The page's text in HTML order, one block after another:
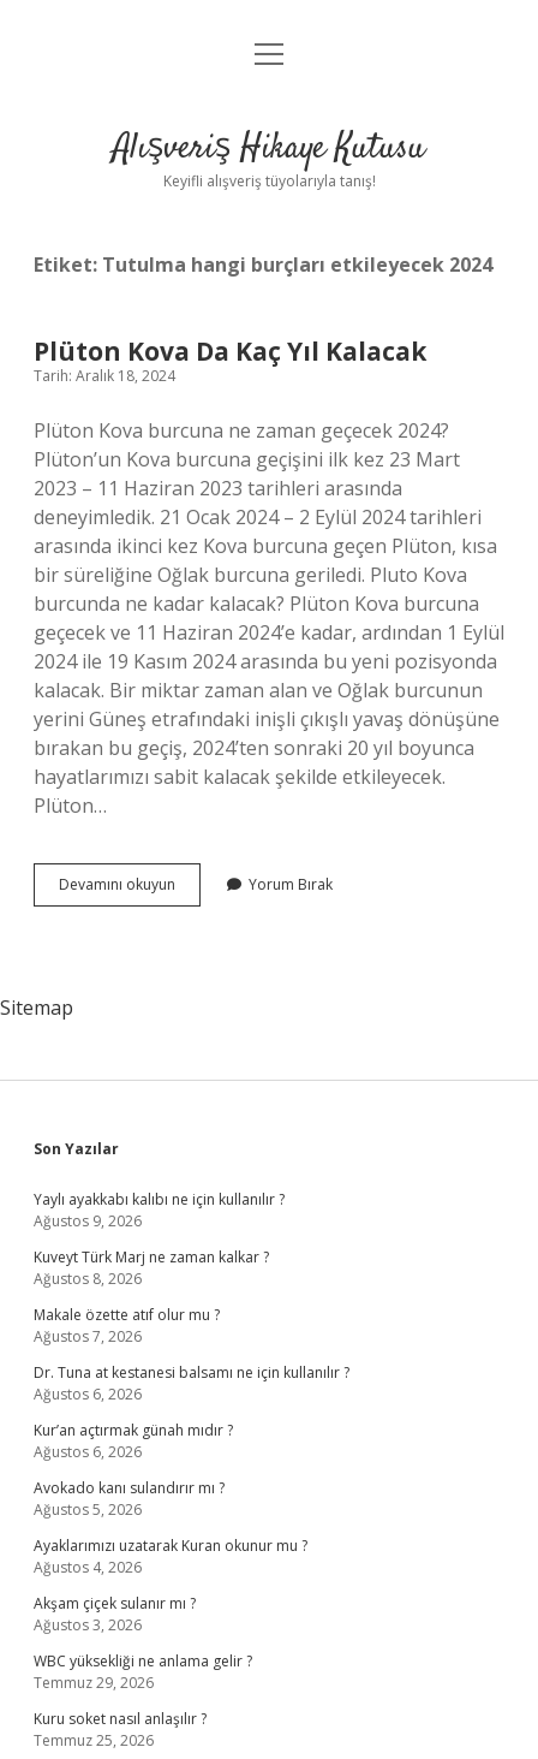
Anasayfa
Yasal Uyarı
menüyü
Alışveriş Hikaye Kutusu
Keyifli alışveriş tüyolarıyla tanış!
Etiket: Tutulma hangi burçları etkileyecek 2024
Plüton Kova Da Kaç Yıl Kalacak
Tarih: Aralık 18, 2024
Plüton Kova burcuna ne zaman geçecek 2024?
Plüton’un Kova burcuna geçişini ilk kez 23 Mart
2023 – 11 Haziran 2023 tarihleri ​​arasında
deneyimledik. 21 Ocak 2024 – 2 Eylül 2024 tarihleri ​​
arasında ikinci kez Kova burcuna geçen Plüton, kısa
bir süreliğine Oğlak burcuna geriledi. Pluto Kova
burcunda ne kadar kalacak? Plüton Kova burcuna
geçecek ve 11 Haziran 2024’e kadar, ardından 1 Eylül
2024 ile 19 Kasım 2024 arasında bu yeni pozisyonda
kalacak. Bir miktar zaman alan ve Oğlak burcunun
yerini Güneş etrafındaki inişli çıkışlı yavaş dönüşüne
bırakan bu geçiş, 2024’ten sonraki 20 yıl boyunca
hayatlarımızı sabit kalacak şekilde etkileyecek.
Plüton…
Devamını okuyun
Kova
Yorum Bırak
Sitemap
Sidebar
Son Yazılar
Yaylı ayakkabı kalıbı ne için kullanılır ?
Ağustos 9, 2026
Kuveyt Türk Marj ne zaman kalkar ?
Ağustos 8, 2026
Makale özette atıf olur mu ?
Ağustos 7, 2026
Dr. Tuna at kestanesi balsamı ne için kullanılır ?
Ağustos 6, 2026
Kur’an açtırmak günah mıdır ?
Ağustos 6, 2026
Avokado kanı sulandırır mı ?
Ağustos 5, 2026
Ayaklarımızı uzatarak Kuran okunur mu ?
Ağustos 4, 2026
Akşam çiçek sulanır mı ?
Ağustos 3, 2026
WBC yüksekliği ne anlama gelir ?
Temmuz 29, 2026
Kuru soket nasıl anlaşılır ?
Temmuz 25, 2026